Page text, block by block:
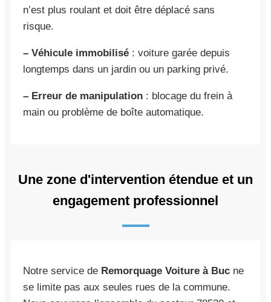
n’est plus roulant et doit être déplacé sans
risque.
– Véhicule immobilisé : voiture garée depuis
longtemps dans un jardin ou un parking privé.
– Erreur de manipulation : blocage du frein à
main ou problème de boîte automatique.
Une zone d'intervention étendue et un
engagement professionnel
Notre service de Remorquage Voiture à Buc ne
se limite pas aux seules rues de la commune.